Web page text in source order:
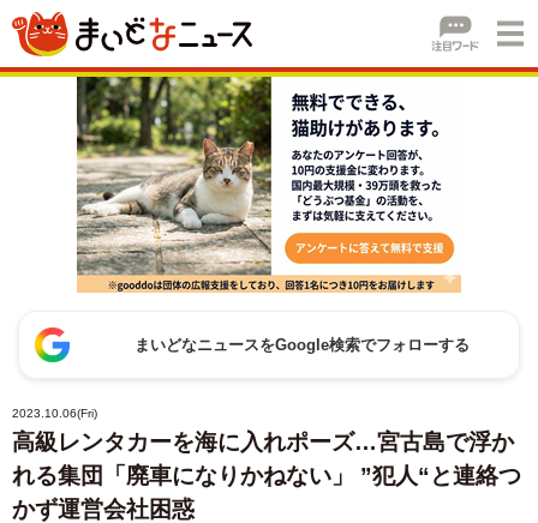
まいどなニュースをGoogle検索でフォローする
2023.10.06(Fri)
高級レンタカーを海に入れポーズ…宮古島で浮か
れる集団「廃車になりかねない」 ”犯人“と連絡つ
かず運営会社困惑